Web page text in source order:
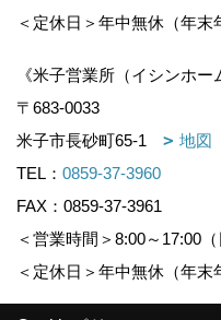
＜定休日＞年中無休（年末
《米子営業所（イシンホー
〒683-0033
米子市長砂町65-1
地図
TEL： 0859-37-3960
FAX：0859-37-3961
＜営業時間＞8:00～17:00
＜定休日＞年中無休（年末